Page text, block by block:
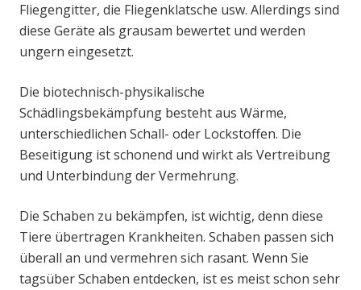
Fliegengitter, die Fliegenklatsche usw. Allerdings sind
diese Geräte als grausam bewertet und werden
ungern eingesetzt.
Die biotechnisch-physikalische
Schädlingsbekämpfung besteht aus Wärme,
unterschiedlichen Schall- oder Lockstoffen. Die
Beseitigung ist schonend und wirkt als Vertreibung
und Unterbindung der Vermehrung.
Die Schaben zu bekämpfen, ist wichtig, denn diese
Tiere übertragen Krankheiten. Schaben passen sich
überall an und vermehren sich rasant. Wenn Sie
tagsüber Schaben entdecken, ist es meist schon sehr